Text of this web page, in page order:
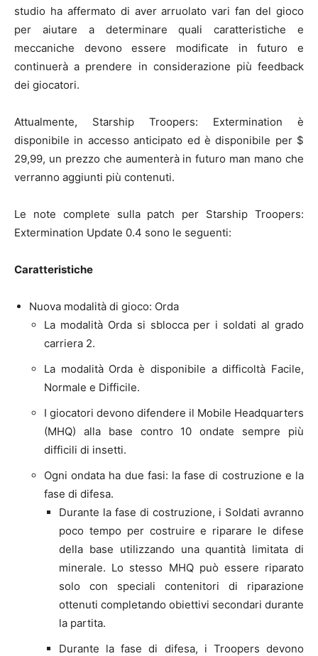
studio ha affermato di aver arruolato vari fan del gioco
per aiutare a determinare quali caratteristiche e
meccaniche devono essere modificate in futuro e
continuerà a prendere in considerazione più feedback
dei giocatori.
Attualmente, Starship Troopers: Extermination è
disponibile in accesso anticipato ed è disponibile per $
29,99, un prezzo che aumenterà in futuro man mano che
verranno aggiunti più contenuti.
Le note complete sulla patch per Starship Troopers:
Extermination Update 0.4 sono le seguenti:
Caratteristiche
Nuova modalità di gioco: Orda
La modalità Orda si sblocca per i soldati al grado
carriera 2.
La modalità Orda è disponibile a difficoltà Facile,
Normale e Difficile.
I giocatori devono difendere il Mobile Headquarters
(MHQ) alla base contro 10 ondate sempre più
difficili di insetti.
Ogni ondata ha due fasi: la fase di costruzione e la
fase di difesa.
Durante la fase di costruzione, i Soldati avranno
poco tempo per costruire e riparare le difese
della base utilizzando una quantità limitata di
minerale. Lo stesso MHQ può essere riparato
solo con speciali contenitori di riparazione
ottenuti completando obiettivi secondari durante
la partita.
Durante la fase di difesa, i Troopers devono